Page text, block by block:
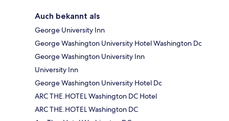
Auch bekannt als
George University Inn
George Washington University Hotel Washington Dc
George Washington University Inn
University Inn
George Washington University Hotel Dc
ARC THE.HOTEL Washington DC Hotel
ARC THE.HOTEL Washington DC